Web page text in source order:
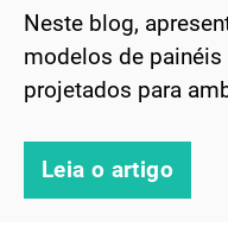
Neste blog,
modelos de painéis
projetados para
Leia o artigo